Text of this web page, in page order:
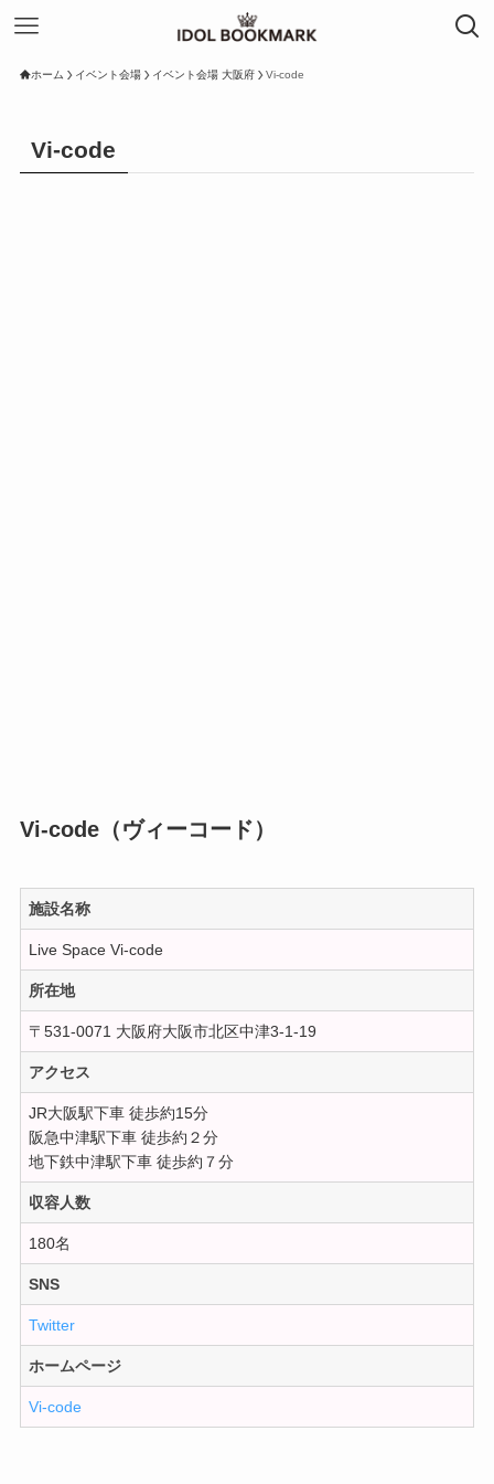
ホーム イベント会場 イベント会場 大阪府 Vi-code
Vi-code
Vi-code（ヴィーコード）
施設名称
Live Space Vi-code
所在地
〒531-0071 大阪府大阪市北区中津3-1-19
アクセス
JR大阪駅下車 徒歩約15分
阪急中津駅下車 徒歩約２分
地下鉄中津駅下車 徒歩約７分
収容人数
180名
SNS
Twitter
ホームページ
Vi-code